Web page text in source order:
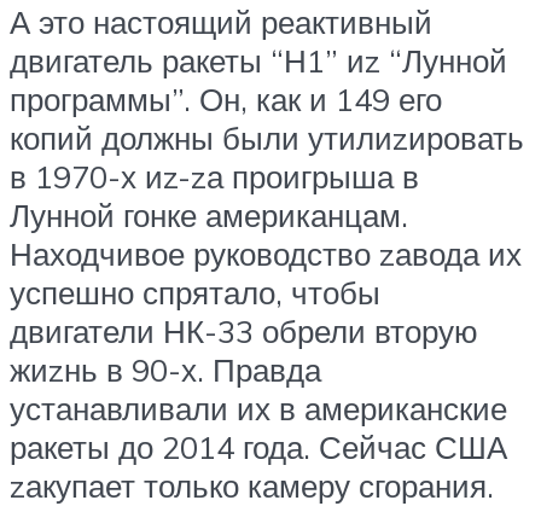
А это настоящий реактивный
двигатель ракеты “Н1” иz “Лунной
программы”. Он, как и 149 его
копий должны были утилиzировать
в 1970-х иz-zа проигрыша в
Лунной гонке американцам.
Находчивое руководство zавода их
успешно спрятало, чтобы
двигатели НК-33 обрели вторую
жиzнь в 90-х. Правда
устанавливали их в американские
ракеты до 2014 года. Сейчас США
zакупает только камеру сгорания.